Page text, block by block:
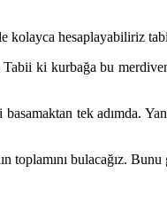
kolayca hesaplayabiliriz
ki kurbağa bu
tek adımda.
toplamını bulacağız.